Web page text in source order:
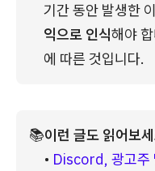
기간 동안 발생한
익으로 인식해야
에 따른 것입니다.
📚이런 글도 읽어보
• Discord, 광고주